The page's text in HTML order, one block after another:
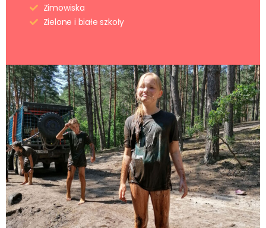
Zimowiska
Zielone i białe szkoły